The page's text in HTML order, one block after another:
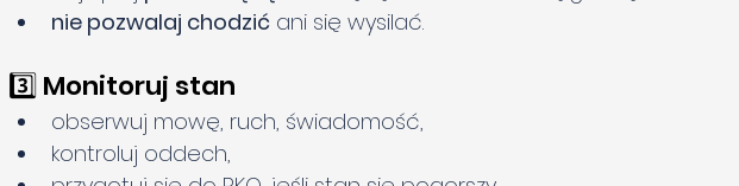
nie pozwalaj chodzić ani się wysilać.
3️⃣ Monitoruj stan
obserwuj mowę, ruch, świadomość,
kontroluj oddech,